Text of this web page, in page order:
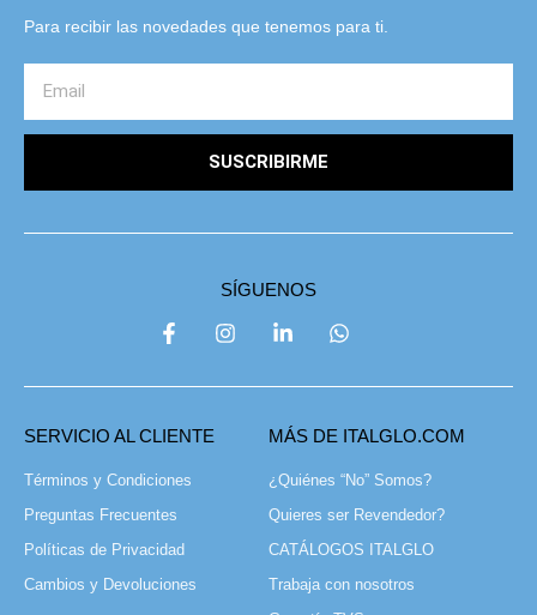
Para recibir las novedades que tenemos para ti.
SUSCRIBIRME
SÍGUENOS
SERVICIO AL CLIENTE
Términos y Condiciones
Preguntas Frecuentes
Políticas de Privacidad
Cambios y Devoluciones
MÁS DE ITALGLO.COM
¿Quiénes “No” Somos?
Quieres ser Revendedor?
CATÁLOGOS ITALGLO
Trabaja con nosotros